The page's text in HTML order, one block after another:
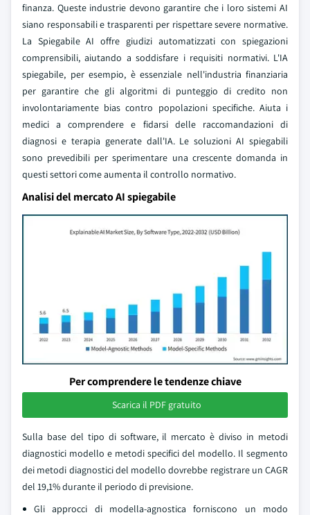
finanza. Queste industrie devono garantire che i loro sistemi AI
siano responsabili e trasparenti per rispettare severe normative.
La Spiegabile AI offre giudizi automatizzati con spiegazioni
comprensibili, aiutando a soddisfare i requisiti normativi. L'IA
spiegabile, per esempio, è essenziale nell'industria finanziaria
per garantire che gli algoritmi di punteggio di credito non
involontariamente bias contro popolazioni specifiche. Aiuta i
medici a comprendere e fidarsi delle raccomandazioni di
diagnosi e terapia generate dall'IA. Le soluzioni AI spiegabili
sono prevedibili per sperimentare una crescente domanda in
questi settori come aumenta il controllo normativo.
Analisi del mercato AI spiegabile
Per comprendere le tendenze chiave
Scarica il PDF gratuito
Sulla base del tipo di software, il mercato è diviso in metodi
diagnostici modello e metodi specifici del modello. Il segmento
dei metodi diagnostici del modello dovrebbe registrare un CAGR
del 19,1% durante il periodo di previsione.
Gli approcci di modella-agnostica forniscono un modo